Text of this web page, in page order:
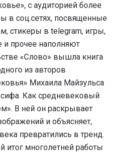
с аудиторией более
в соц.сетях, посвященные
стикеры в telegram, игры,
прочее наполняют
«Слово» вышла книга
из авторов
Михаила Майзульса
Как средневековый
В ней он раскрывает
и объясняет,
превратились в тренд.
итог многолетней работы